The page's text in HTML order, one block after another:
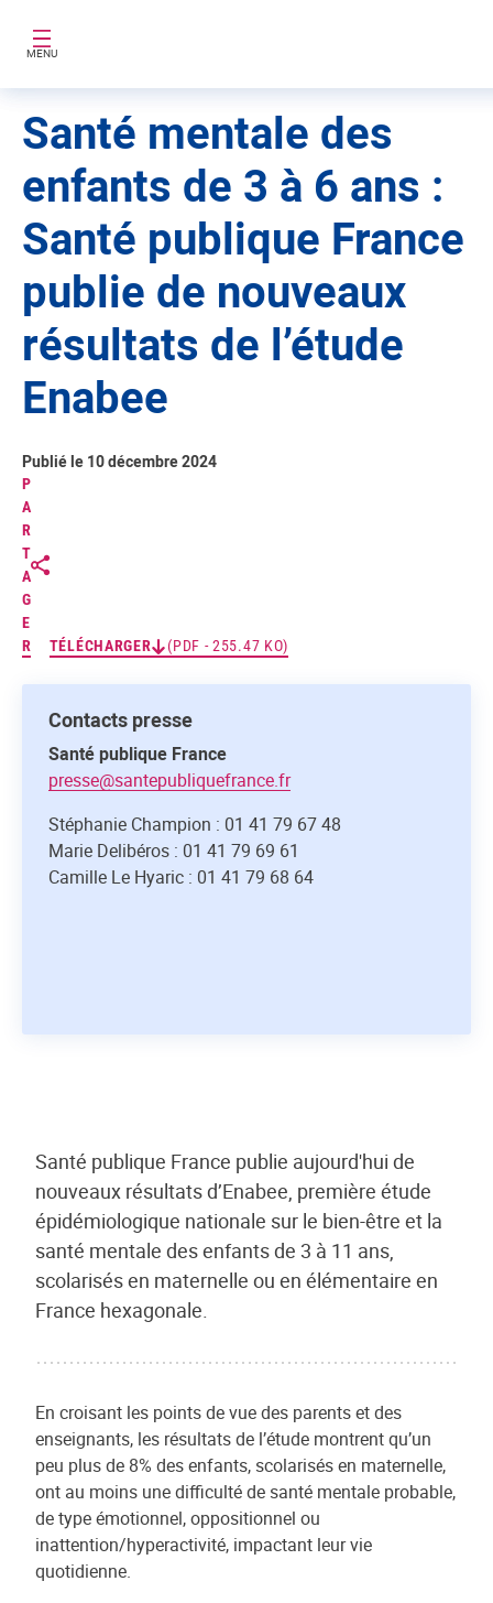
MENU
Santé mentale des
enfants de 3 à 6 ans :
Santé publique France
publie de nouveaux
résultats de l’étude
Enabee
P
A
R
T
A
G
E
R
TÉLÉCHARGER (PDF - 255.47 KO)
Publié le 10 décembre 2024
Contacts presse
Santé publique France
presse@santepubliquefrance.fr
Stéphanie Champion : 01 41 79 67 48
Marie Delibéros : 01 41 79 69 61
Camille Le Hyaric : 01 41 79 68 64
Santé publique France publie aujourd'hui de
nouveaux résultats d’Enabee, première étude
épidémiologique nationale sur le bien-être et la
santé mentale des enfants de 3 à 11 ans,
scolarisés en maternelle ou en élémentaire en
France hexagonale.
En croisant les points de vue des parents et des
enseignants, les résultats de l’étude montrent qu’un
peu plus de 8% des enfants, scolarisés en maternelle,
ont au moins une difficulté de santé mentale probable,
de type émotionnel, oppositionnel ou
inattention/hyperactivité, impactant leur vie
quotidienne.